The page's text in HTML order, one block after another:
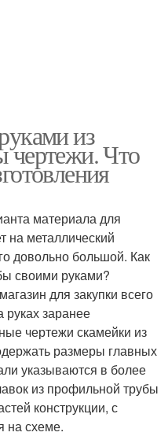
из
чертежи. Что
материала для
на металлический
довольно большой. Как
своими руками?
для закупки всего
руках заранее
чертежи скамейки из
размеры главных
указываются в более
из профильной трубы
конструкции, с
на схеме.